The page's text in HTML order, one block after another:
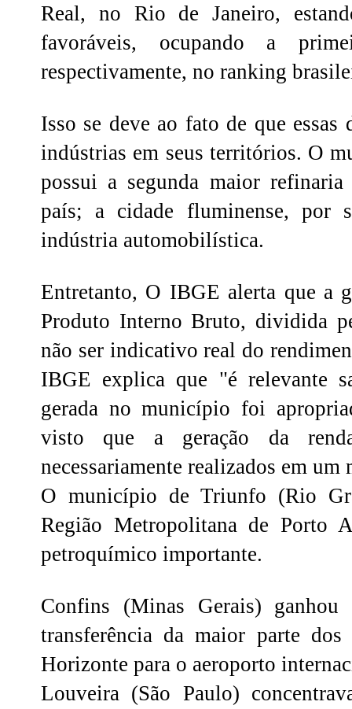
Real, no Rio de Janeiro,
favoráveis, ocupando a
respectivamente, no ranking
Isso se deve ao fato de que essas
indústrias em seus territórios. O
possui a segunda maior
país; a cidade fluminense, por
indústria automobilística.
Entretanto, O IBGE alerta que a
Produto Interno Bruto, dividida
não ser indicativo real do
IBGE explica que "é relevante
gerada no município foi
visto que a geração da
necessariamente realizados em
O município de Triunfo (Rio
Região Metropolitana de Porto
petroquímico importante.
Confins (Minas Gerais)
transferência da maior parte
Horizonte para o aeroporto
Louveira (São Paulo)